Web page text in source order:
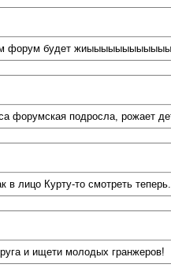
форум будет
форумская подросла, рожает
лицо Курту-то смотреть теперь.
и ищети молодых гранжеров!